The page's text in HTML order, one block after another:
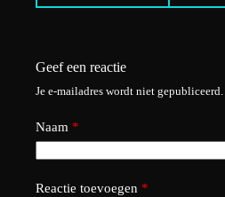
Geef een reactie
Je e-mailadres wordt niet gepubliceerd.
Naam *
Reactie toevoegen *